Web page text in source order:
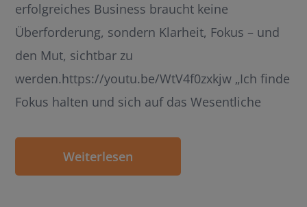
erfolgreiches Business braucht keine
Überforderung, sondern Klarheit, Fokus – und
den Mut, sichtbar zu
werden.https://youtu.be/WtV4f0zxkjw „Ich finde
Fokus halten und sich auf das Wesentliche
Weiterlesen